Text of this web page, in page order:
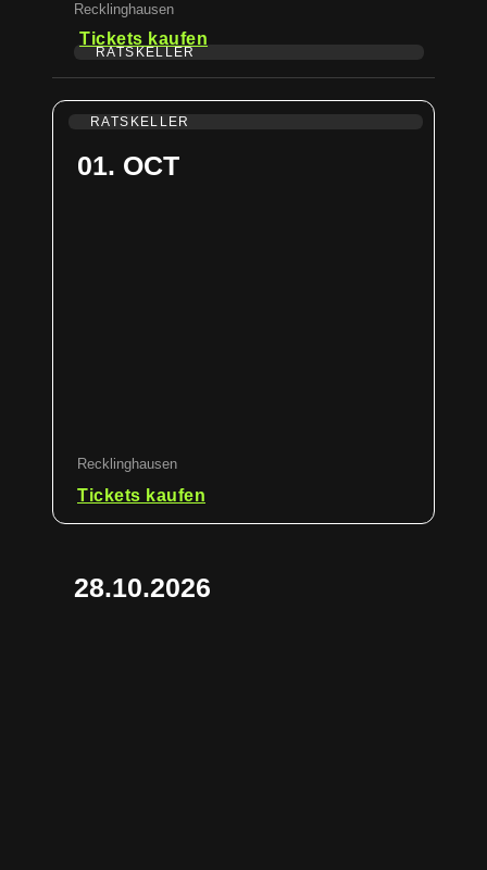
Recklinghausen
Tickets kaufen
RATSKELLER
RATSKELLER
01. OCT
Recklinghausen
Tickets kaufen
28.10.2026